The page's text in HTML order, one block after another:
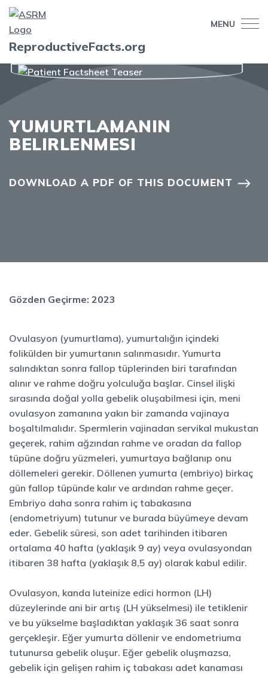
MENU
ReproductiveFacts.org
YUMURTLAMANIN
BELIRLENMESI
DOWNLOAD A PDF OF THIS DOCUMENT
Gözden Geçirme: 2023
Ovulasyon (yumurtlama), yumurtalığın içindeki
folikülden bir yumurtanın salınmasıdır. Yumurta
salındıktan sonra fallop tüplerinden biri tarafından
alınır ve rahme doğru yolculuğa başlar. Cinsel ilişki
sırasında doğal yolla gebelik oluşabilmesi için, meni
ovulasyon zamanına yakın bir zamanda vajinaya
boşaltılmalıdır. Spermlerin vajinadan servikal mukustan
geçerek, rahim ağzından rahme ve oradan da fallop
tüpüne doğru yüzmeleri, yumurtaya bağlanıp onu
döllemeleri gerekir. Döllenen yumurta (embriyo) birkaç
gün fallop tüpünde kalır ve ardından rahme geçer.
Embriyo daha sonra rahim iç tabakasına
(endometriyum) tutunur ve burada büyümeye devam
eder. Gebelik süresi, son adet tarihinden itibaren
ortalama 40 hafta (yaklaşık 9 ay) veya ovulasyondan
itibaren 38 hafta (yaklaşık 8,5 ay) olarak kabul edilir.
Ovulasyon, kanda luteinize edici hormon (LH)
düzeylerinde ani bir artış (LH yükselmesi) ile tetiklenir
ve bu yükselme başladıktan yaklaşık 36 saat sonra
gerçekleşir. Eğer yumurta döllenir ve endometriuma
tutunursa gebelik oluşur. Eğer gebelik oluşmazsa,
gebelik için gelişen rahim iç tabakası adet kanaması